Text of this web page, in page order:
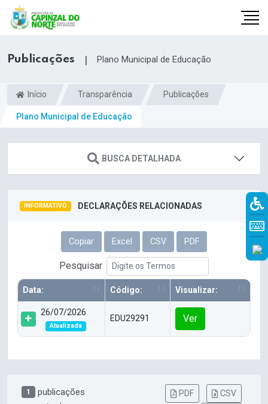
Publicações | Plano Municipal de Educação
Início Transparência Publicações
Plano Municipal de Educação
BUSCA DETALHADA
INFORMATIVO DECLARAÇÕES RELACIONADAS
Copiar Excel CSV PDF
Pesquisar
Data: Código: Visualizar:
26/07/2026
Atualizada
EDU29291 Ver
1
publicações
PDF
CSV